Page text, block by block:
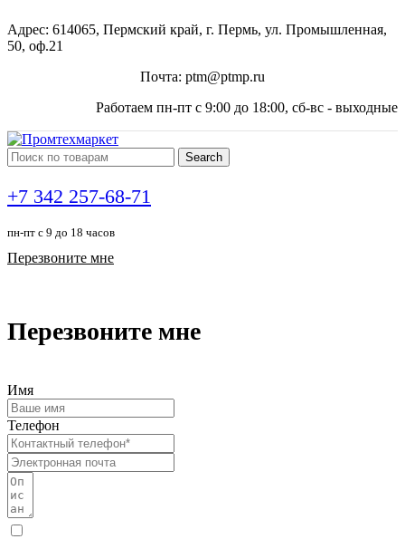
Адрес: 614065, Пермский край, г. Пермь, ул. Промышленная,
50, оф.21
Почта: ptm@ptmp.ru
Работаем пн-пт с 9:00 до 18:00, сб-вс - выходные
Search
+7 342 257-68-71
пн-пт с 9 до 18 часов
Перезвоните мне
Перезвоните мне
Имя
Телефон